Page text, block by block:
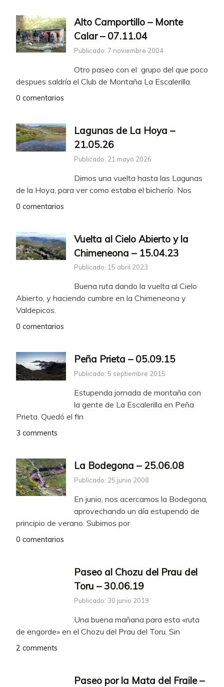
Alto Camportillo – Monte
Calar – 07.11.04
Publicado: 7 noviembre 2004
Otro paseo con el grupo del que poco
despues saldría el Club de Montaña La Escalerilla.
0 comentarios
Lagunas de La Hoya –
21.05.26
Publicado: 21 mayo 2026
Dimos una vuelta hasta las Lagunas
de la Hoya, para ver como estaba el bicherío. Nos
0 comentarios
Vuelta al Cielo Abierto y la
Chimeneona – 15.04.23
Publicado: 15 abril 2023
Buena ruta dando la vuelta al Cielo
Abierto, y haciendo cumbre en la Chimeneona y
Valdepicos.
0 comentarios
Peña Prieta – 05.09.15
Publicado: 5 septiembre 2015
Estupenda jornada de montaña con
la gente de La Escalerilla en Peña
Prieta. Quedó el fin
3 comments
La Bodegona – 25.06.08
Publicado: 25 junio 2008
En junio, nos acercamos la Bodegona,
aprovechando un día estupendo de
principio de verano. Subimos por
0 comentarios
Paseo al Chozu del Prau del
Toru – 30.06.19
Publicado: 30 junio 2019
Una buena mañana para esta «ruta
de engorde» en el Chozu del Prau del Toru. Sin
2 comments
Paseo por la Mata del Fraile –